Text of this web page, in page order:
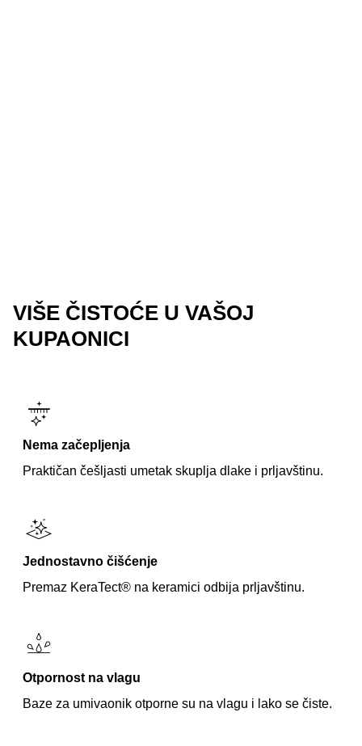
VIŠE ČISTOĆE U VAŠOJ
KUPAONICI
Nema začepljenja
Praktičan češljasti umetak skuplja dlake i prljavštinu.
Jednostavno čišćenje
Premaz KeraTect® na keramici odbija prljavštinu.
Otpornost na vlagu
Baze za umivaonik otporne su na vlagu i lako se čiste.